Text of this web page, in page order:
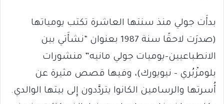
بدأَت جولي منذ سنتها العاشرة تكتب يومياتها
(صدرَت لاحقًا سنة 1987 بعنوان “نشأَتي بين
الانطباعيين-يوميات جولي مانيه” منشورات
بلومزْبُري – نيويورك)، وفيها قصص مثيرة عن
أُسرتها والرسامين الكانوا يتردَّدون إِلى بيتها الوالدي.